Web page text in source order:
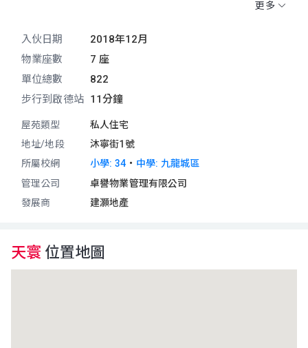
更多
2018年12月
入伙日期
7 座
物業座數
822
單位總數
11分鐘
步行到啟德站
屋苑類型
私人住宅
地址/地段
沐寧街1號
所屬校網
小學: 34・ 中學: 九龍城區
管理公司
卓譽物業管理有限公司
發展商
建灝地產
天寰 位置地圖